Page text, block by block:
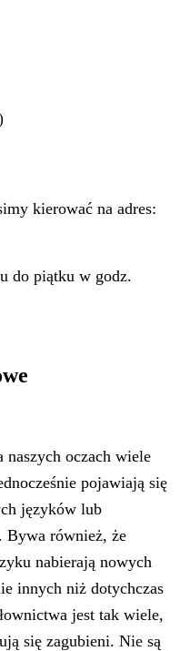
kierować na adres:
do piątku w godz.
naszych oczach wiele
pojawiają się
języków lub
Bywa również, że
nabierają nowych
innych niż dotychczas
jest tak wiele,
się zagubieni. Nie są